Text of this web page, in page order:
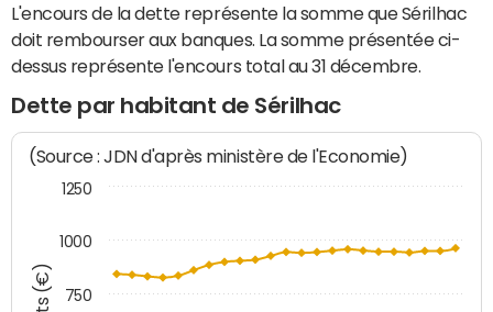
L'encours de la dette représente la somme que Sérilhac
doit rembourser aux banques. La somme présentée ci-
dessus représente l'encours total au 31 décembre.
Dette par habitant de Sérilhac
(Source : JDN d'après ministère de l'Economie)
750
1000
1250